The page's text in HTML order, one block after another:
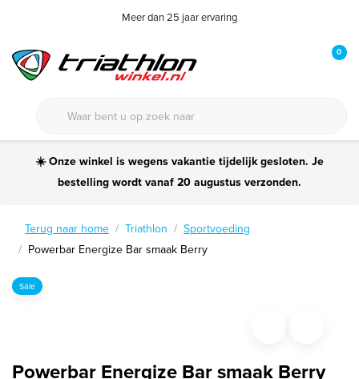
Meer dan 25 jaar ervaring
0
☀️ Onze winkel is wegens vakantie tijdelijk gesloten. Je
bestelling wordt vanaf 20 augustus verzonden.
Terug naar home Triathlon
Sportvoeding
Powerbar Energize Bar smaak Berry
Sale
Powerbar Energize Bar smaak Berry